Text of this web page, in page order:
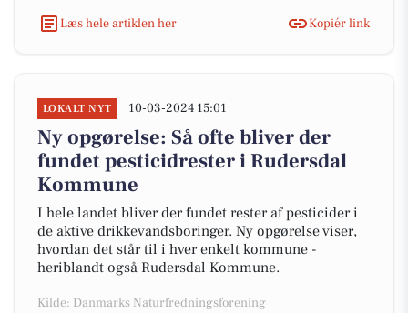
Læs hele artiklen her
Kopiér link
LOKALT NYT 10-03-2024 15:01
Ny opgørelse: Så ofte bliver der
fundet pesticidrester i Rudersdal
Kommune
I hele landet bliver der fundet rester af pesticider i
de aktive drikkevandsboringer. Ny opgørelse viser,
hvordan det står til i hver enkelt kommune -
heriblandt også Rudersdal Kommune.
Kilde: Danmarks Naturfredningsforening